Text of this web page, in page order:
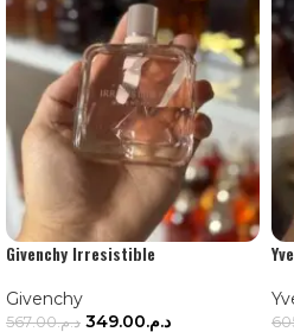
Givenchy Irresistible
Givenchy
د.م.567.00 د.م.349.00